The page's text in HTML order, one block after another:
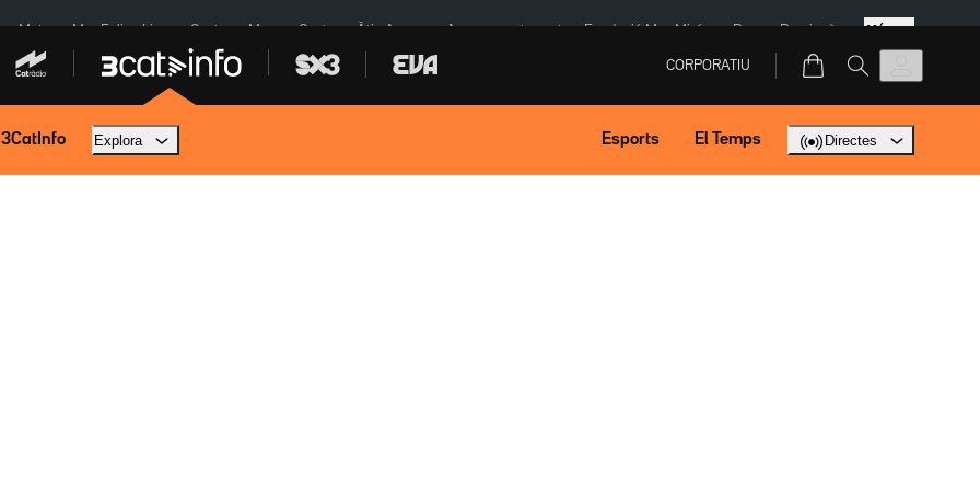
a Meta Mor Felipe Lipe Ceuta Menors Ceuta Àtic Ayuso Aparcament agost Fundació Mas Miró eBay Perpinyà Més
CORPORATIU
3CatInfo Explora Esports El Temps Directes